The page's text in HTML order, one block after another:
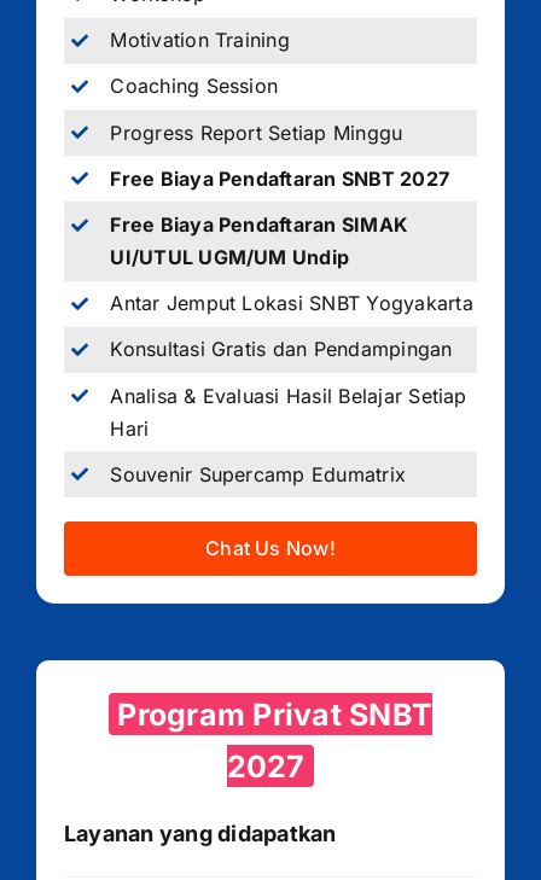
Motivation Training
Coaching Session
Progress Report Setiap Minggu
Free Biaya Pendaftaran SNBT 2027
Free Biaya Pendaftaran SIMAK
UI/UTUL UGM/UM Undip
Antar Jemput Lokasi SNBT Yogyakarta
Konsultasi Gratis dan Pendampingan
Analisa & Evaluasi Hasil Belajar Setiap
Hari
Souvenir Supercamp Edumatrix
Chat Us Now!
Program Privat SNBT
2027
Layanan yang didapatkan